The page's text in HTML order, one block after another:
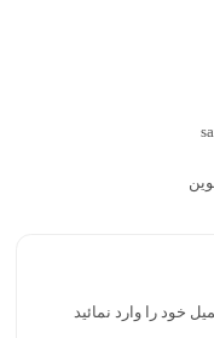
خود را وارد نمائید